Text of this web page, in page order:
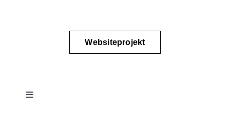
Websiteprojekt
Toggle